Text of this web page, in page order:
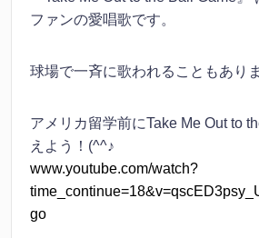
ファンの愛唱歌です。
球場で一斉に歌われることもあり
アメリカ留学前にTake Me Out to
えよう！(^^♪
www.youtube.com/watch?
go